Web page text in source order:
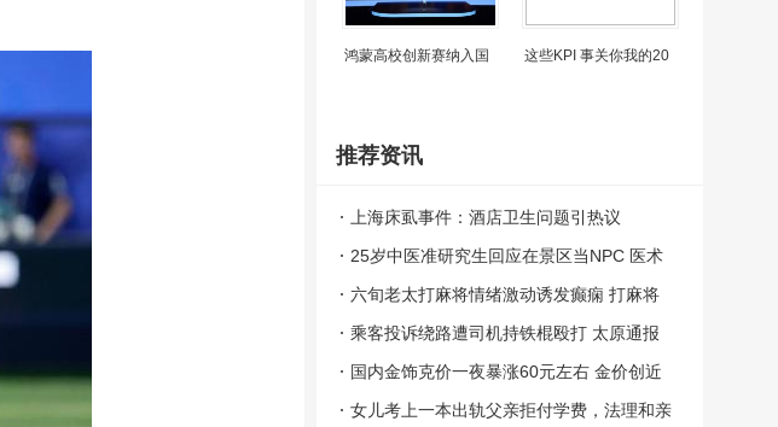
鸿蒙高校创新赛纳入国 这些KPI 事关你我的20
推荐资讯
上海床虱事件：酒店卫生问题引热议
25岁中医准研究生回应在景区当NPC 医术
与趣味并存
六旬老太打麻将情绪激动诱发癫痫 打麻将
打到大脑异常放电丧失意识
乘客投诉绕路遭司机持铁棍殴打 太原通报
案件正在依法办理中
国内金饰克价一夜暴涨60元左右 金价创近
期新高
女儿考上一本出轨父亲拒付学费，法理和亲